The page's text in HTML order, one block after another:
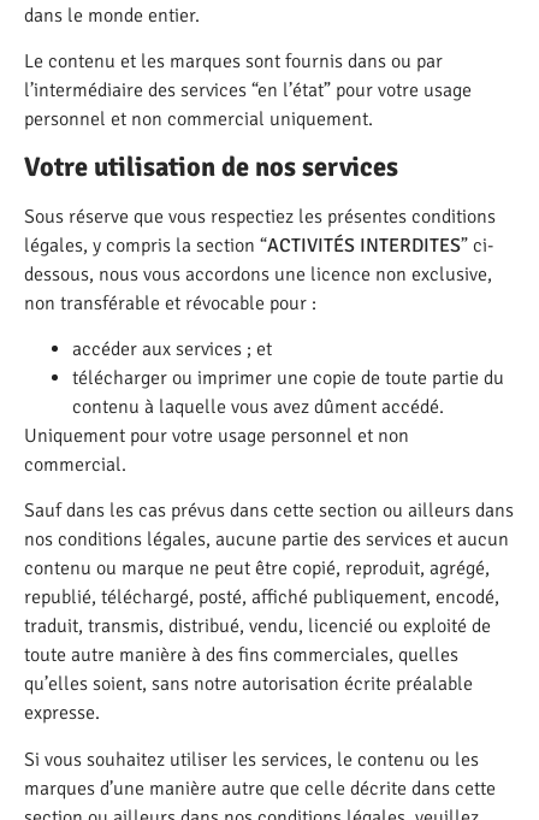
dans le monde entier.
Le contenu et les marques sont fournis dans ou par
l’intermédiaire des services “en l’état” pour votre usage
personnel et non commercial uniquement.
Votre utilisation de nos services
Sous réserve que vous respectiez les présentes conditions
légales, y compris la section “ACTIVITÉS INTERDITES” ci-
dessous, nous vous accordons une licence non exclusive,
non transférable et révocable pour :
accéder aux services ; et
télécharger ou imprimer une copie de toute partie du
contenu à laquelle vous avez dûment accédé.
Uniquement pour votre usage personnel et non
commercial.
Sauf dans les cas prévus dans cette section ou ailleurs dans
nos conditions légales, aucune partie des services et aucun
contenu ou marque ne peut être copié, reproduit, agrégé,
republié, téléchargé, posté, affiché publiquement, encodé,
traduit, transmis, distribué, vendu, licencié ou exploité de
toute autre manière à des fins commerciales, quelles
qu’elles soient, sans notre autorisation écrite préalable
expresse.
Si vous souhaitez utiliser les services, le contenu ou les
marques d’une manière autre que celle décrite dans cette